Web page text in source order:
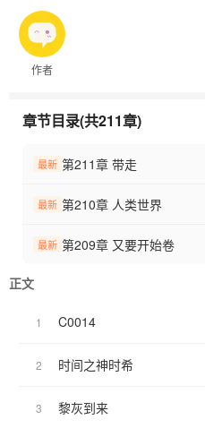
之神时希。
熟知剧情的她在心中默默回想剧
黎灰:你说我最终会投靠禁忌之地
水王子:什么我居然会爱上一个平
此那就让人类消失好了。
火燎耶:本领主竟然被封印了？？
……
至此，剧情崩坏。
命运并非一成不变，未来也有无
世间走一遭。
重点:读心的剧情不多，都是为了
作者
章节目录(共211章)
最新 第211章 带走
最新 第210章 人类世界
最新 第209章 又要开始卷
正文
1 C0014
2 时间之神时希
3 黎灰到来